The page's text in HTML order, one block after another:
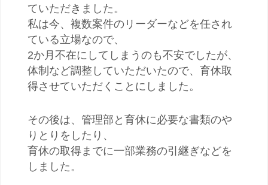
ていただきました。
私は今、複数案件のリーダーなどを任され
ている立場なので、
2か月不在にしてしまうのも不安でしたが、
体制など調整していただいたので、育休取
得させていただくことにしました。
その後は、管理部と育休に必要な書類のや
りとりをしたり、
育休の取得までに一部業務の引継ぎなどを
しました。